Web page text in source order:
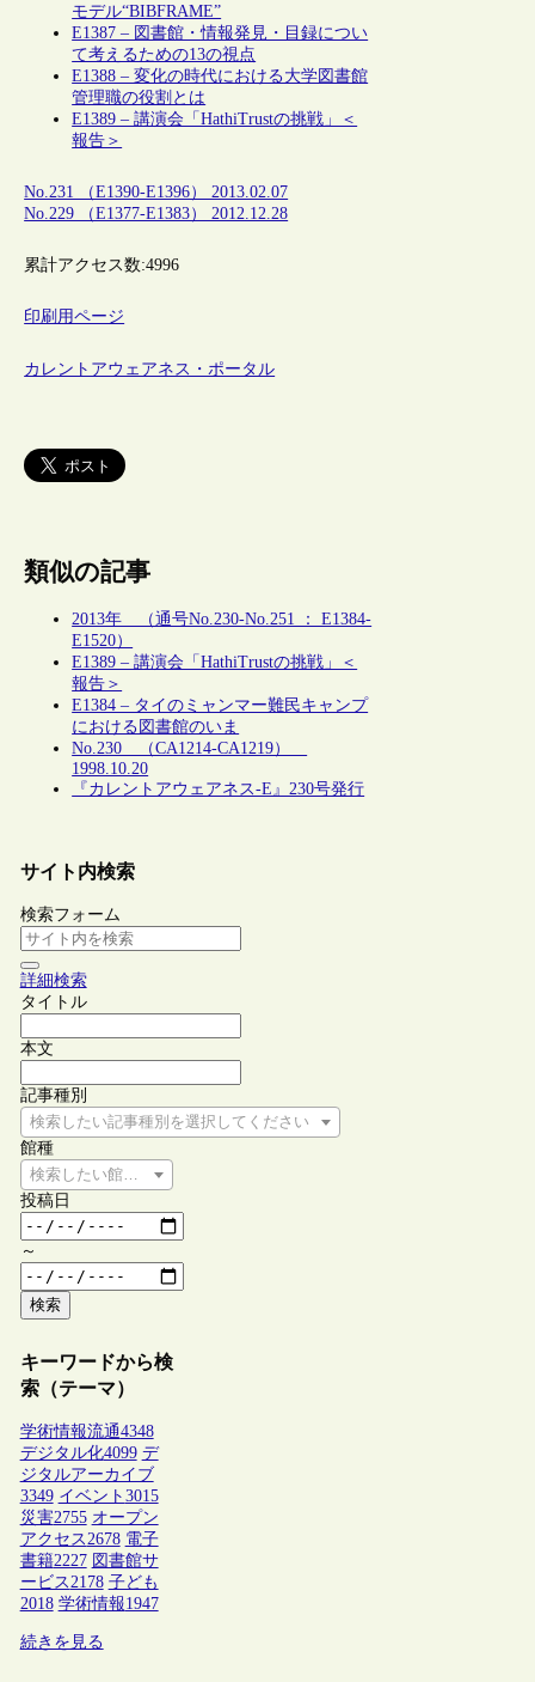
モデル“BIBFRAME”
E1387 – 図書館・情報発見・目録につい
て考えるための13の視点
E1388 – 変化の時代における大学図書館
管理職の役割とは
E1389 – 講演会「HathiTrustの挑戦」＜
報告＞
No.231 （E1390-E1396） 2013.02.07
No.229 （E1377-E1383） 2012.12.28
累計アクセス数:4996
印刷用ページ
カレントアウェアネス・ポータル
類似の記事
2013年 （通号No.230-No.251 ： E1384-
E1520）
E1389 – 講演会「HathiTrustの挑戦」＜
報告＞
E1384 – タイのミャンマー難民キャンプ
における図書館のいま
No.230 （CA1214-CA1219）
1998.10.20
『カレントアウェアネス-E』230号発行
サイト内検索
検索フォーム
詳細検索
タイトル
本文
記事種別
検索したい記事種別を選択してください
館種
検索したい館種を選択してください
投稿日
～
検索
キーワードから検
索（テーマ）
学術情報流通4348
デジタル化4099 デ
ジタルアーカイブ
3349 イベント 3015
災害2755 オープン
アクセス2678 電子
書籍2227 図書館サ
ービス2178 子ども
2018 学術情報1947
続きを見る